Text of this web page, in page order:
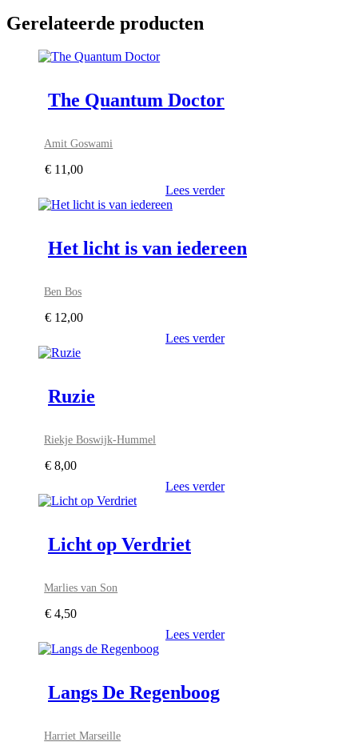
Gerelateerde producten
The Quantum Doctor
Amit Goswami
€ 11,00
Lees verder
Het licht is van iedereen
Ben Bos
€ 12,00
Lees verder
Ruzie
Riekje Boswijk-Hummel
€ 8,00
Lees verder
Licht op Verdriet
Marlies van Son
€ 4,50
Lees verder
Langs De Regenboog
Harriet Marseille